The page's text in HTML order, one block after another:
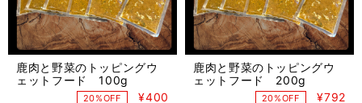
鹿肉と野菜のトッピングウ
ェットフード 100g
20%OFF ¥400
鹿肉と野菜のトッピングウ
ェットフード 200g
20%OFF ¥792